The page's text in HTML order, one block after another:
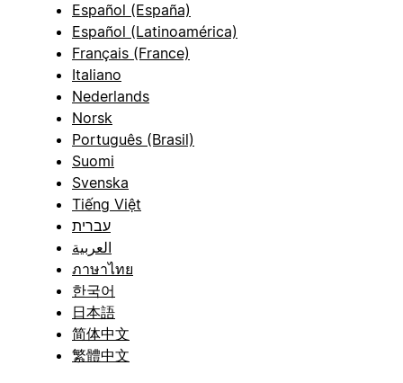
Español (España)
Español (Latinoamérica)
Français (France)
Italiano
Nederlands
Norsk
Português (Brasil)
Suomi
Svenska
Tiếng Việt
עברית
العربية
ภาษาไทย
한국어
日本語
简体中文
繁體中文